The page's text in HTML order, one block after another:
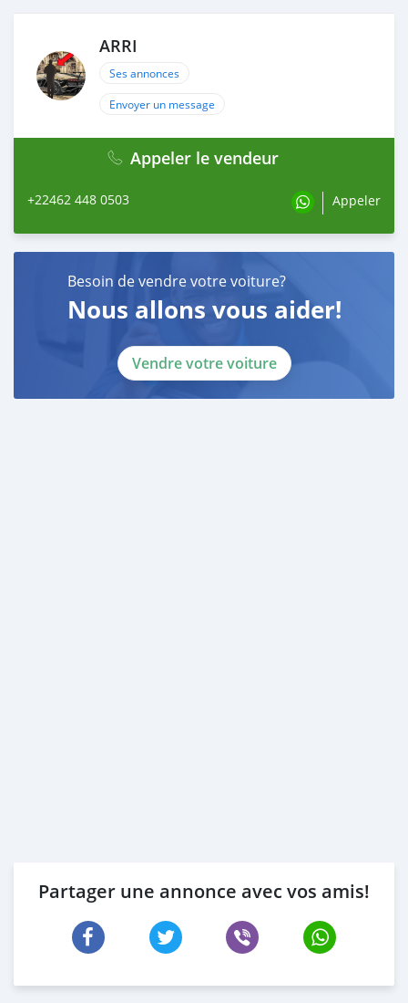
ARRI
Ses annonces
Envoyer un message
Appeler le vendeur
+22462 448 0503 Appeler
Besoin de vendre votre voiture?
Nous allons vous aider!
Vendre votre voiture
Partager une annonce avec vos amis!